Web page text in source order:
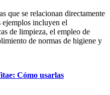
que se relacionan directamente
incluyen el
de limpieza, el empleo de
de normas de higiene y
Cómo usarlas